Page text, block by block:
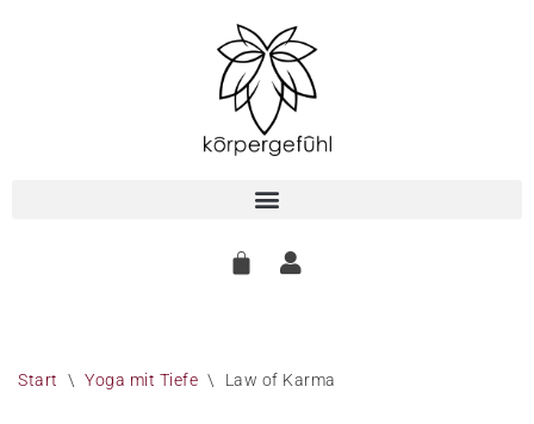
Start \ Yoga mit Tiefe \ Law of Karma